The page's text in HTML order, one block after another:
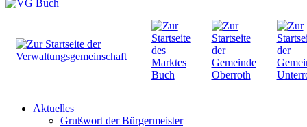
Aktuelles
Grußwort der Bürgermeister